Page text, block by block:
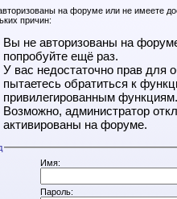
на форуме или не имеете
причин:
Вы не авторизованы на
попробуйте ещё раз.
У вас недостаточно прав для
пытаетесь обратиться к
привилегированным функциям.
Возможно, администратор
активированы на форуме.
Имя:
Пароль: